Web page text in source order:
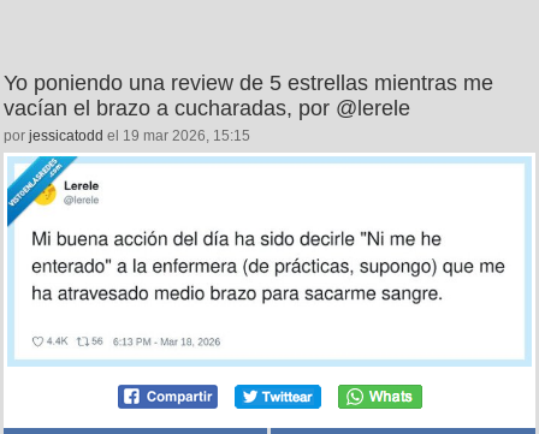
Yo poniendo una review de 5 estrellas mientras me
vacían el brazo a cucharadas, por @lerele
por jessicatodd el 19 mar 2026, 15:15